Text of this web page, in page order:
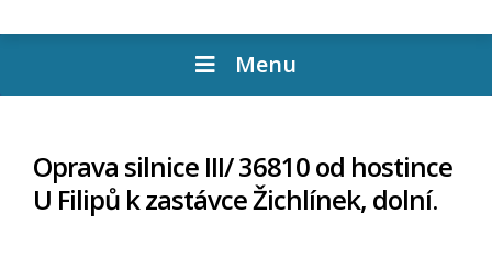
Menu
Oprava silnice III/ 36810 od hostince
U Filipů k zastávce Žichlínek, dolní.